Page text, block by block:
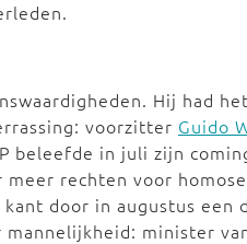
Hij had
voorzitter Guido
beleefde in juli zijn
rechten voor
door in augustus een
minister